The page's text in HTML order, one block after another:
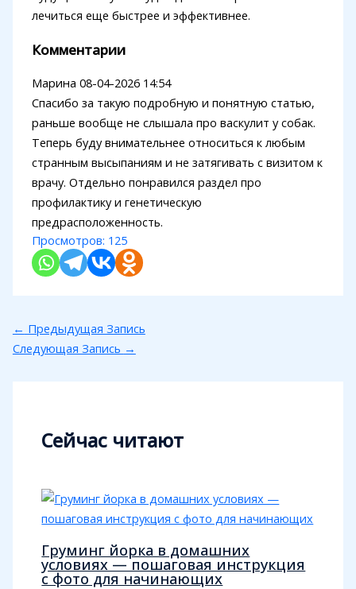
лечиться еще быстрее и эффективнее.
Комментарии
Марина 08-04-2026 14:54
Спасибо за такую подробную и понятную статью,
раньше вообще не слышала про васкулит у собак.
Теперь буду внимательнее относиться к любым
странным высыпаниям и не затягивать с визитом к
врачу. Отдельно понравился раздел про
профилактику и генетическую
предрасположенность.
Просмотров: 125
← Предыдущая Запись
Следующая Запись →
Сейчас читают
Груминг йорка в домашних
условиях — пошаговая инструкция
с фото для начинающих